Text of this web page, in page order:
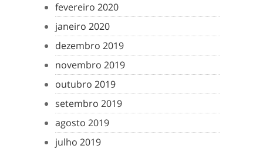
fevereiro 2020
janeiro 2020
dezembro 2019
novembro 2019
outubro 2019
setembro 2019
agosto 2019
julho 2019